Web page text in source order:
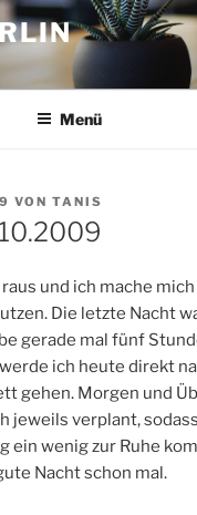
Menü
VON TANIS
und ich mache
Die letzte Nacht
gerade mal fünf
ich heute direkt
gehen. Morgen und
jeweils verplant,
ein wenig zur Ruhe
Nacht schon mal.